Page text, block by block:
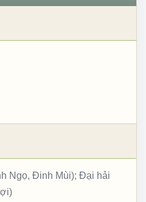
Ngọ, Đinh Mùi); Đại hải